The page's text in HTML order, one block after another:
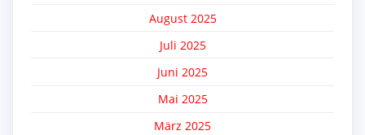
August 2025
Juli 2025
Juni 2025
Mai 2025
März 2025